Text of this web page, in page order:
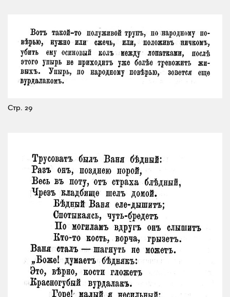
Стр. 29